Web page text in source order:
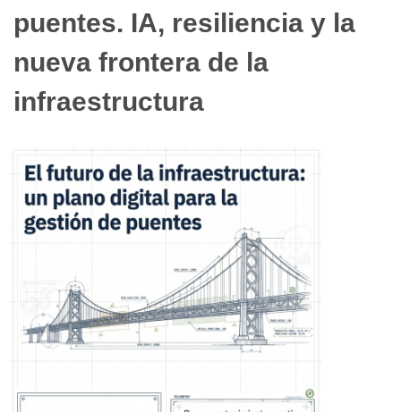
puentes. IA, resiliencia y la
nueva frontera de la
infraestructura